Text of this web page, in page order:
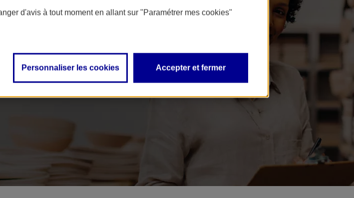
d'avis à tout moment en allant sur "Paramétrer mes cookies"
Personnaliser les cookies Accepter et fermer